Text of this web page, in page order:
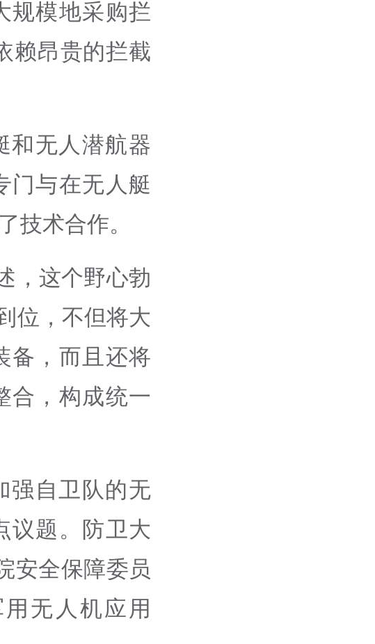
规模地采购拦
赖昂贵的拦截
和无人潜航器
门与在无人艇
技术合作。
，这个野心勃
位，不但将大
备，而且还将
合，构成统一
强自卫队的无
议题。防卫大
安全保障委员
无人机应用